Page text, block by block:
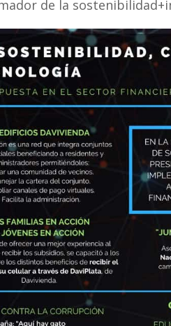
de la